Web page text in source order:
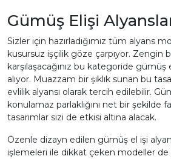
Gümüş Elişi
Sizler için hazırladığımız tüm alyans
kusursuz işçilik göze çarpıyor. Zengin
karşılaşacağınız bu kategoride gümüş
alıyor. Muazzam bir şıklık sunan bu
evlilik alyansı olarak tercih edilebilir.
konulamaz parlaklığını net bir şekilde
tasarımlar sizi de etkisi altına alacak.
Özenle dizayn edilen gümüş el işi
işlemeleri ile dikkat çeken modeller de